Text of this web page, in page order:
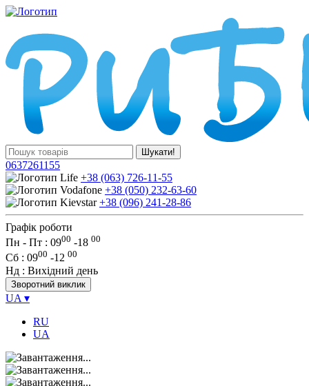
Шукати!
0637261155
+38 (063) 726-11-55
+38 (050) 232-63-60
+38 (096) 241-28-86
Графік роботи
Пн - Пт : 0900 -18 00
Сб : 0900 -12 00
Нд : Вихідний день
Зворотний виклик
UA ▾
RU
UA